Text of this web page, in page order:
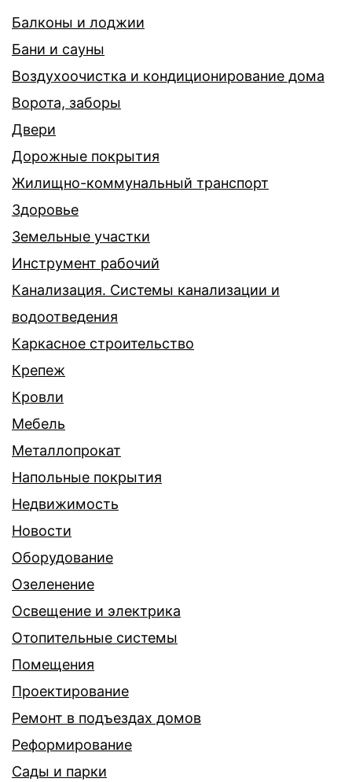
Балконы и лоджии
Бани и сауны
Воздухоочистка и кондиционирование дома
Ворота, заборы
Двери
Дорожные покрытия
Жилищно-коммунальный транспорт
Здоровье
Земельные участки
Инструмент рабочий
Канализация. Системы канализации и
водоотведения
Каркасное строительство
Крепеж
Кровли
Мебель
Металлопрокат
Напольные покрытия
Недвижимость
Новости
Оборудование
Озеленение
Освещение и электрика
Отопительные системы
Помещения
Проектирование
Ремонт в подъездах домов
Реформирование
Сады и парки